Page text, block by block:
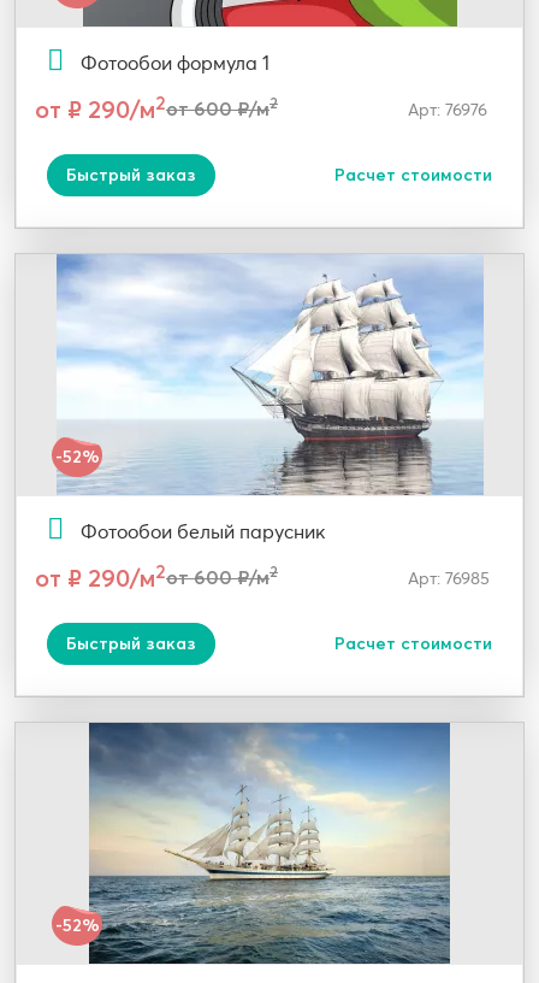
Фотообои формула 1
от ₽ 290/м2от 600 ₽/м2 Арт: 76976
Быстрый заказ Расчет стоимости
-52%
Фотообои белый парусник
от ₽ 290/м2от 600 ₽/м2 Арт: 76985
Быстрый заказ Расчет стоимости
-52%